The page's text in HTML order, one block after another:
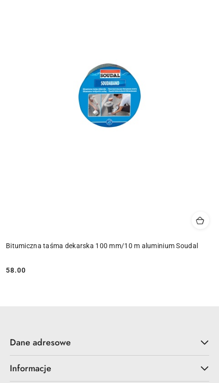
Bitumiczna taśma dekarska 100 mm/10 m aluminium Soudal
Cena:
58.00
Dane adresowe
Informacje